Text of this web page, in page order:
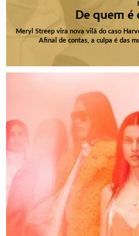
De quem
Meryl Streep vira nova vilã do caso
Afinal de contas, a culpa é das